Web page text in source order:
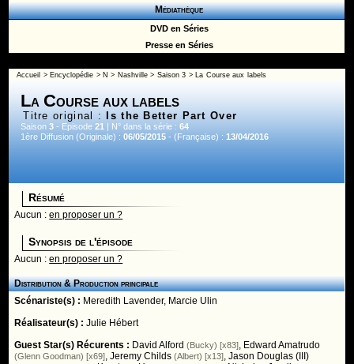
Médiathèque
DVD en Séries
Presse en Séries
Accueil > Encyclopédie > N > Nashville> Saison 3 > La Course aux labels
La Course aux labels
Titre original : Is the Better Part Over
Saison3 - Episode21 | N° dans la série :64
1ère Diffusion (Originale) :06/05/2015 - (Française) :13/04/2016
Résumé
Aucun :en proposer un ?
Synopsis de l'épisode
Aucun :en proposer un ?
Distribution & Production principale
Scénariste(s) : Meredith Lavender, Marcie Ulin
Réalisateur(s) :Julie Hébert
Guest Star(s) Récurents : David Alford (Bucky) [x83], Edward Amatrudo
(Glenn Goodman) [x69],Jeremy Childs (Albert) [x13],Jason Douglas (III)